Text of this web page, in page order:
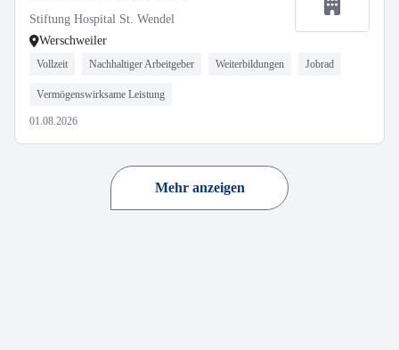
Stiftung Hospital St. Wendel
Werschweiler
Vollzeit Nachhaltiger Arbeitgeber Weiterbildungen Jobrad
Vermögenswirksame Leistung
01.08.2026
Mehr anzeigen